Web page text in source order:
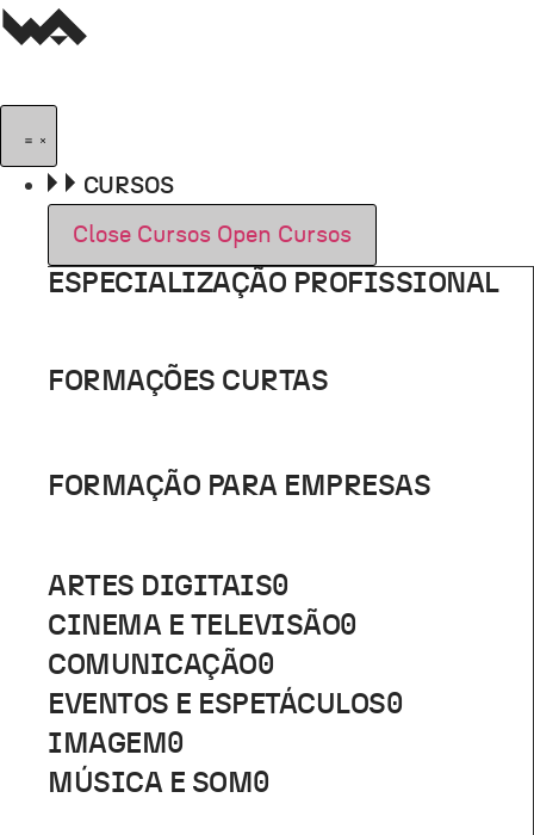
CURSOS
Close Cursos Open Cursos
ESPECIALIZAÇÃO PROFISSIONAL
FORMAÇÕES CURTAS
FORMAÇÃO PARA EMPRESAS
ARTES DIGITAIS0
CINEMA E TELEVISÃO0
COMUNICAÇÃO0
EVENTOS E ESPETÁCULOS0
IMAGEM 0
MÚSICA E SOM 0